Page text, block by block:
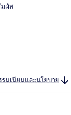
ผัส
มเนียมและนโยบาย